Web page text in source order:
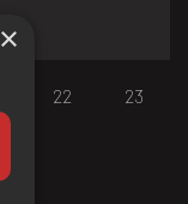
22 23
×